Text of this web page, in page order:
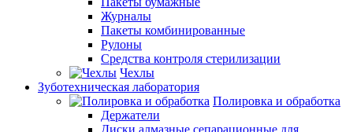
Журналы
Пакеты комбинированные
Рулоны
Средства контроля стерилизации
Чехлы
Зуботехническая лаборатория
Полировка и обработка
Держатели
Диски алмазные сепарационные для